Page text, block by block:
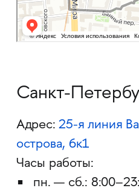
Санкт-
Адрес:25-я линия
острова, 6к1
Часы работы:
пн. — сб.: